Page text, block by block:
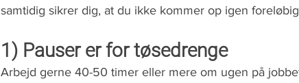
samtidig sikrer dig, at du ikke kommer op igen
1) Pauser er for tøsedrenge
Arbejd gerne 40-50 timer eller mere om ugen på